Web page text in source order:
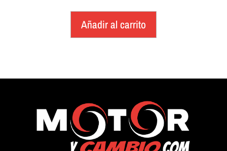
Añadir al carrito